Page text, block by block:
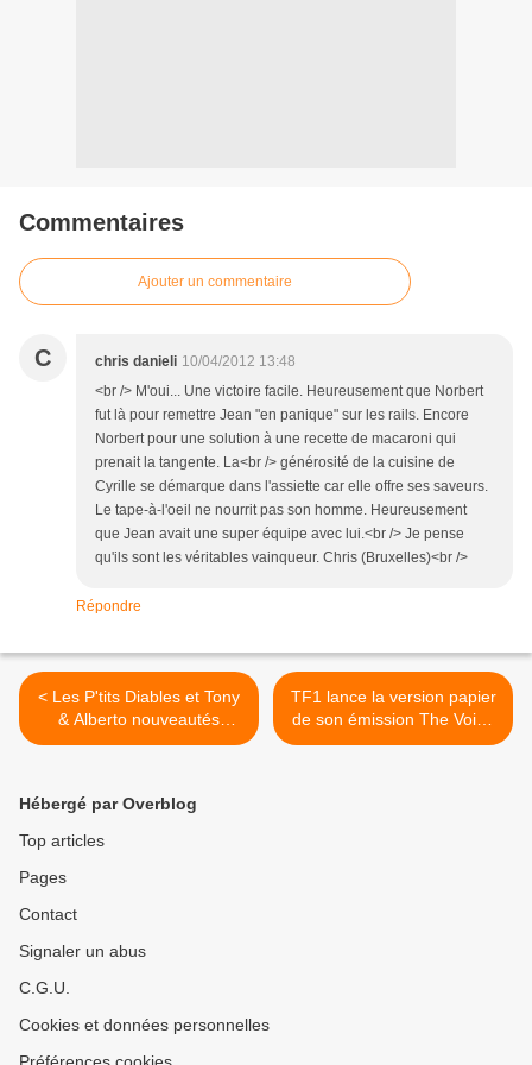
Commentaires
Ajouter un commentaire
C chris danieli 10/04/2012 13:48
<br /> M'oui... Une victoire facile. Heureusement que Norbert
fut là pour remettre Jean "en panique" sur les rails. Encore
Norbert pour une solution à une recette de macaroni qui
prenait la tangente. La<br /> générosité de la cuisine de
Cyrille se démarque dans l'assiette car elle offre ses saveurs.
Le tape-à-l'oeil ne nourrit pas son homme. Heureusement
que Jean avait une super équipe avec lui.<br /> Je pense
qu'ils sont les véritables vainqueur. Chris (Bruxelles)<br />
Répondre
< Les P'tits Diables et Tony
& Alberto nouveautés
jeunesse sur M6
TF1 lance la version papier
de son émission The Voice
>
Hébergé par Overblog
Top articles
Pages
Contact
Signaler un abus
C.G.U.
Cookies et données personnelles